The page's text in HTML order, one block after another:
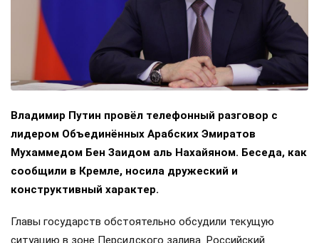
Владимир Путин провёл телефонный разговор с
лидером Объединённых Арабских Эмиратов
Мухаммедом Бен Заидом аль Нахайяном. Беседа, как
сообщили в Кремле, носила дружеский и
конструктивный характер.
Главы государств обстоятельно обсудили текущую
ситуацию в зоне Персидского залива. Российский